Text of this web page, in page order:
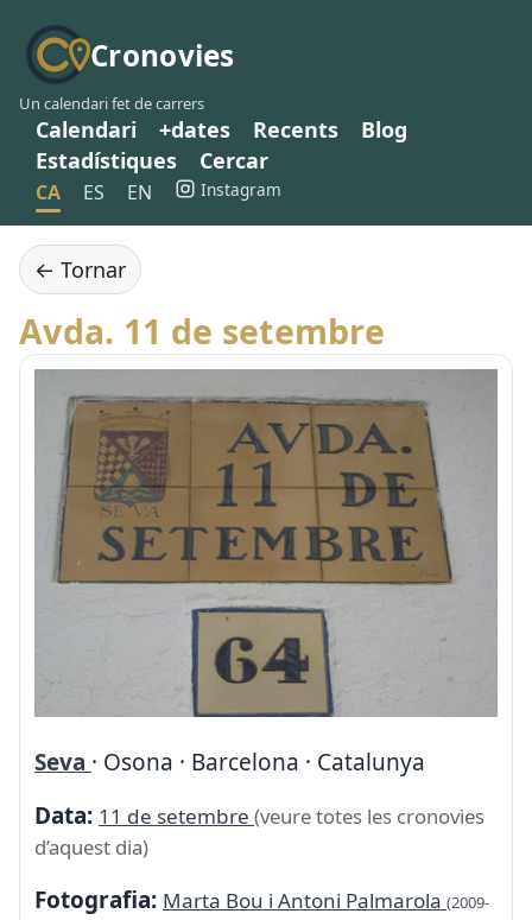
Cronovies
Un calendari fet de carrers
Calendari +dates Recents
Blog
Estadístiques
Cercar
CA ES EN Instagram
← Tornar
Avda. 11 de setembre
Seva · Osona · Barcelona · Catalunya
Data: 11 de setembre (veure totes les cronovies
d’aquest dia)
Fotografia: Marta Bou i Antoni Palmarola (2009-